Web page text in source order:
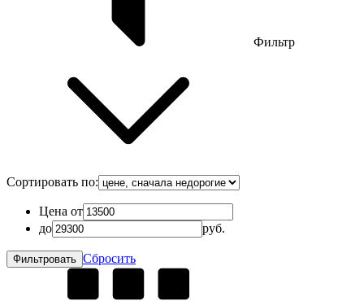
Фильтр
Сортировать по:
Цена от
до
руб.
Сбросить